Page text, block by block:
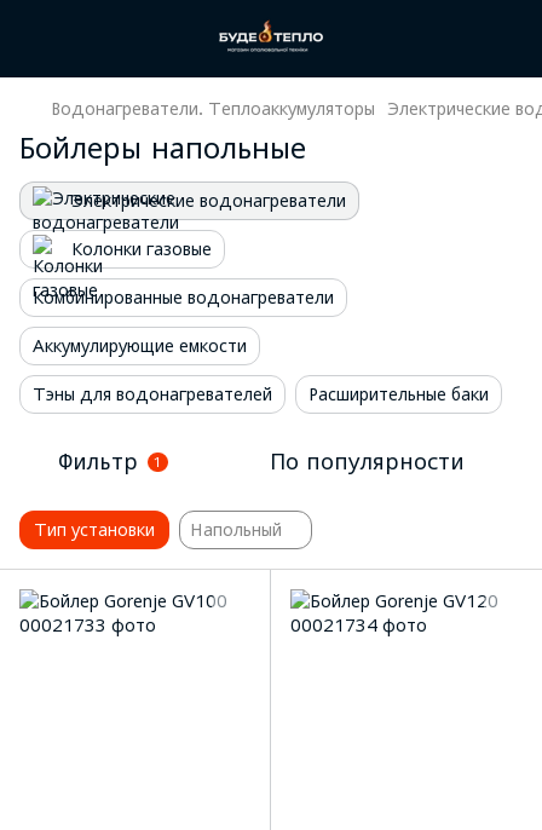
Водонагреватели. Теплоаккумуляторы Электрические
Бойлеры напольные
Электрические водонагреватели
Колонки газовые
Комбинированные водонагреватели
Аккумулирующие емкости
Тэны для водонагревателей Расширительные баки
Фильтр 1 По популярности
Тип установки Напольный